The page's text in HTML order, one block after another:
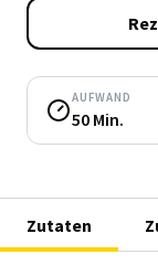
AUFWAND
50 Min.
Zutaten